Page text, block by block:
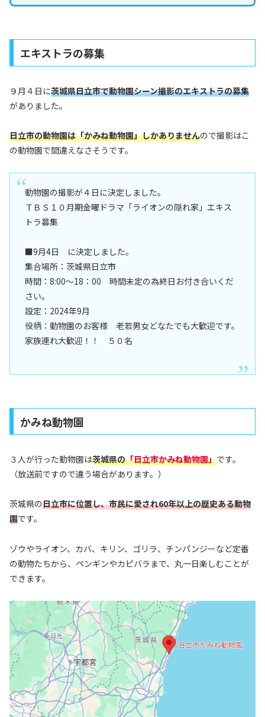
エキストラの募集
９月４日に茨城県日立市で動物園シーン撮影のエキストラの募集
がありました。
日立市の動物園は「かみね動物園」しかありませんので撮影はこ
の動物園で間違えなさそうです。
動物園の撮影が４日に決定しました。
ＴＢＳ１０月期金曜ドラマ「ライオンの隠れ家」エキス
トラ募集
■9月4日 に決定しました。
集合場所：茨城県日立市
時間：8:00〜18：00 時間未定の為終日お付き合いくだ
さい。
設定：2024年9月
役柄：動物園のお客様 老若男女どなたでも大歓迎です。
家族連れ大歓迎！！ ５０名
かみね動物園
３人が行った動物園は茨城県の「日立市かみね動物園」です。
（放送前ですので違う場合があります。）
茨城県の日立市に位置し、市民に愛され60年以上の歴史ある動物
園です。
ゾウやライオン、カバ、キリン、ゴリラ、チンパンジーなど定番
の動物たちから、ペンギンやカピバラまで、丸一日楽しむことが
できます。